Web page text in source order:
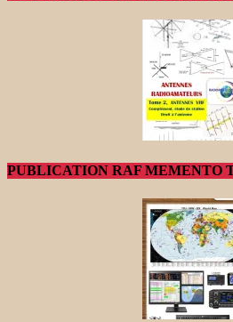
PUBLICATION RAF MEMENTO